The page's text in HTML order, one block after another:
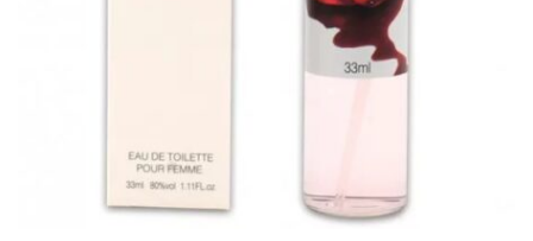
COMPLEMENTOS
TECNOLOGIA
TARJETAS REGALO